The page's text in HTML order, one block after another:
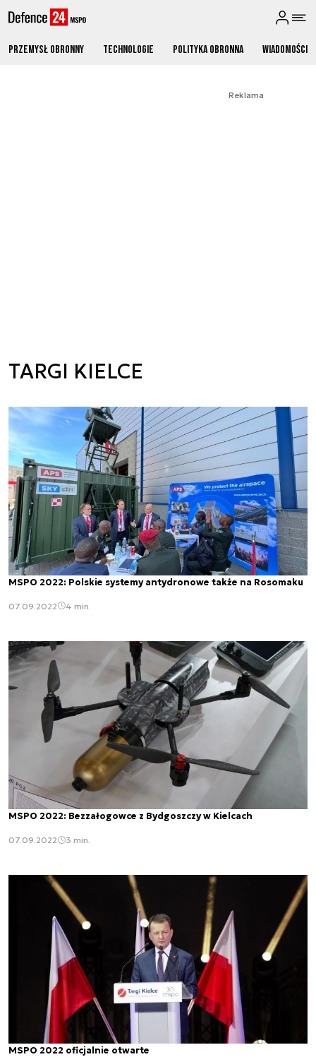
Przemysł obronny Technologie Polityka obronna Wiadomości
Reklama
TARGI KIELCE
MSPO 2022: Polskie systemy antydronowe także na Rosomaku
07.09.2022 4 min.
MSPO 2022: Bezzałogowce z Bydgoszczy w Kielcach
07.09.2022 3 min.
MSPO 2022 oficjalnie otwarte